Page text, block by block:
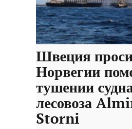
Швеция
Норвегии
тушении
лесовоза
Storni